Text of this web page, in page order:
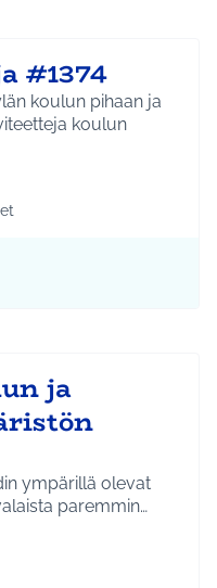
#1374
koulun pihaan ja
koulun
Liikunta ja
ja
ympärillä olevat
paremmin…
mukaan: Infra ja liikenne